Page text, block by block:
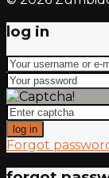
log in
log in
Forgot